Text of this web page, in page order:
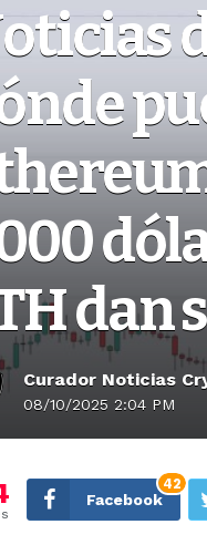
dan
Curador Noticias
08/10/2025 2:04 PM
Facebook
42